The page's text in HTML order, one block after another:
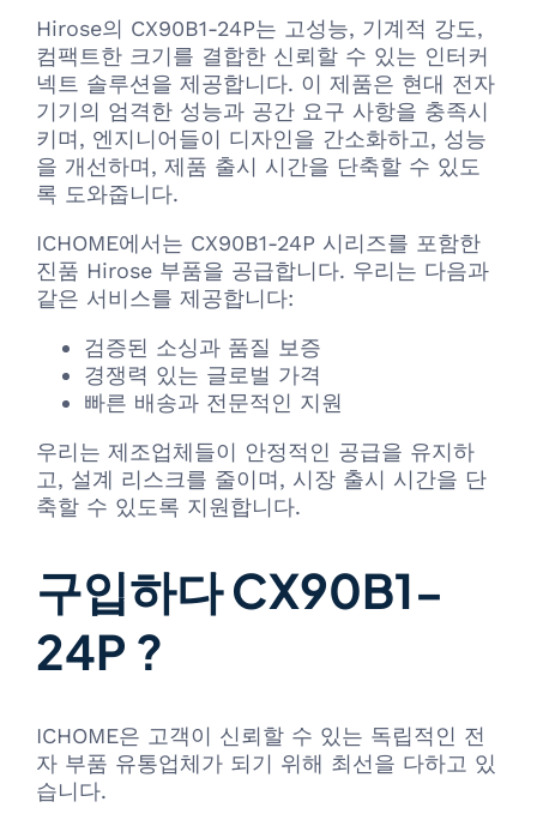
Hirose의 CX90B1-24P는 고성능, 기계적 강도,
컴팩트한 크기를 결합한 신뢰할 수 있는 인터커
넥트 솔루션을 제공합니다. 이 제품은 현대 전자
기기의 엄격한 성능과 공간 요구 사항을 충족시
키며, 엔지니어들이 디자인을 간소화하고, 성능
을 개선하며, 제품 출시 시간을 단축할 수 있도
록 도와줍니다.
ICHOME에서는 CX90B1-24P 시리즈를 포함한
진품 Hirose 부품을 공급합니다. 우리는 다음과
같은 서비스를 제공합니다:
검증된 소싱과 품질 보증
경쟁력 있는 글로벌 가격
빠른 배송과 전문적인 지원
우리는 제조업체들이 안정적인 공급을 유지하
고, 설계 리스크를 줄이며, 시장 출시 시간을 단
축할 수 있도록 지원합니다.
구입하다 CX90B1-
24P ?
ICHOME은 고객이 신뢰할 수 있는 독립적인 전
자 부품 유통업체가 되기 위해 최선을 다하고 있
습니다.